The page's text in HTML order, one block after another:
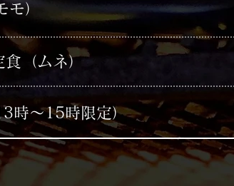
）
食（ムネ）
時～15時限定）